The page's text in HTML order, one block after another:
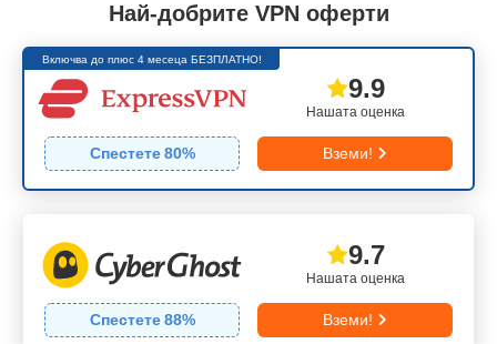
Най-добрите VPN оферти
Включва до плюс 4 месеца БЕЗПЛАТНО!
Нашата оценка
9.9
Спестете 80% Вземи!
Нашата оценка
9.7
Спестете 88% Вземи!